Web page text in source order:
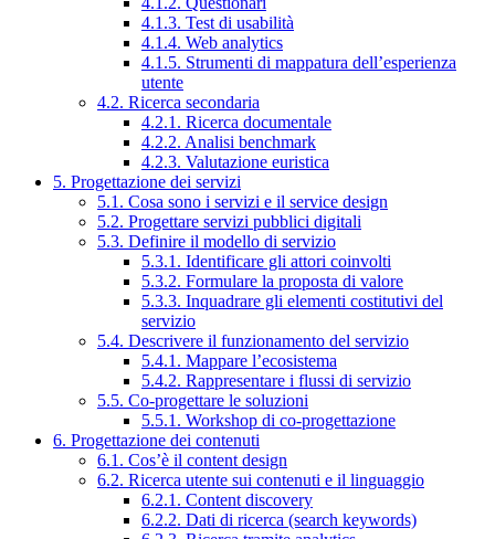
4.1.3. Test di usabilità
4.1.4. Web analytics
4.1.5. Strumenti di mappatura dell’esperienza
utente
4.2. Ricerca secondaria
4.2.1. Ricerca documentale
4.2.2. Analisi benchmark
4.2.3. Valutazione euristica
5. Progettazione dei servizi
5.1. Cosa sono i servizi e il service design
5.2. Progettare servizi pubblici digitali
5.3. Definire il modello di servizio
5.3.1. Identificare gli attori coinvolti
5.3.2. Formulare la proposta di valore
5.3.3. Inquadrare gli elementi costitutivi del
servizio
5.4. Descrivere il funzionamento del servizio
5.4.1. Mappare l’ecosistema
5.4.2. Rappresentare i flussi di servizio
5.5. Co-progettare le soluzioni
5.5.1. Workshop di co-progettazione
6. Progettazione dei contenuti
6.1. Cos’è il content design
6.2. Ricerca utente sui contenuti e il linguaggio
6.2.1. Content discovery
6.2.2. Dati di ricerca (search keywords)